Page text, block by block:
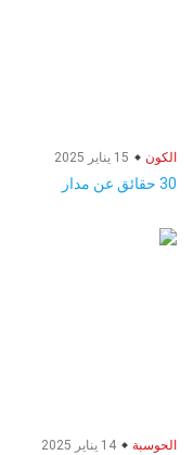
الكون
30 حقائق عن مدار
الحوسبة